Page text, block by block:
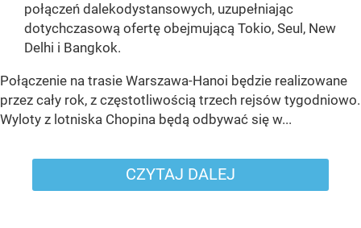
połączeń dalekodystansowych, uzupełniając
dotychczasową ofertę obejmującą Tokio, Seul, New
Delhi i Bangkok.
Połączenie na trasie Warszawa-Hanoi będzie realizowane
przez cały rok, z częstotliwością trzech rejsów tygodniowo.
Wyloty z lotniska Chopina będą odbywać się w...
CZYTAJ DALEJ